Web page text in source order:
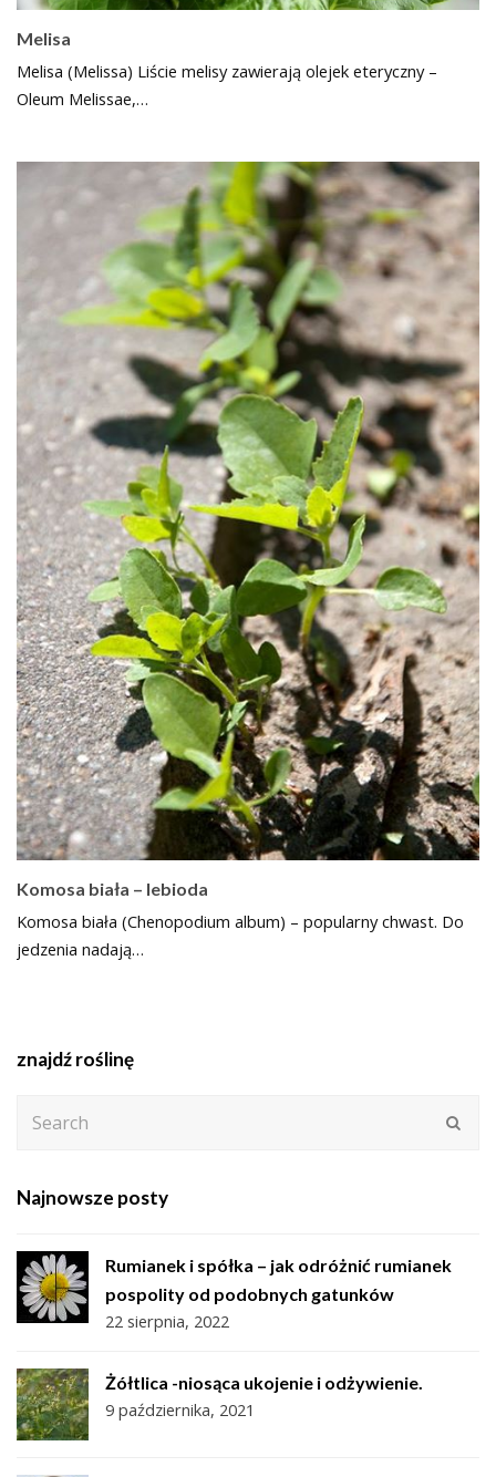
Melisa
Melisa (Melissa) Liście melisy zawierają olejek eteryczny –
Oleum Melissae,…
Komosa biała – lebioda
Komosa biała (Chenopodium album) – popularny chwast. Do
jedzenia nadają…
znajdź roślinę
Najnowsze posty
Rumianek i spółka – jak odróżnić rumianek
pospolity od podobnych gatunków
22 sierpnia, 2022
Żółtlica -niosąca ukojenie i odżywienie.
9 października, 2021